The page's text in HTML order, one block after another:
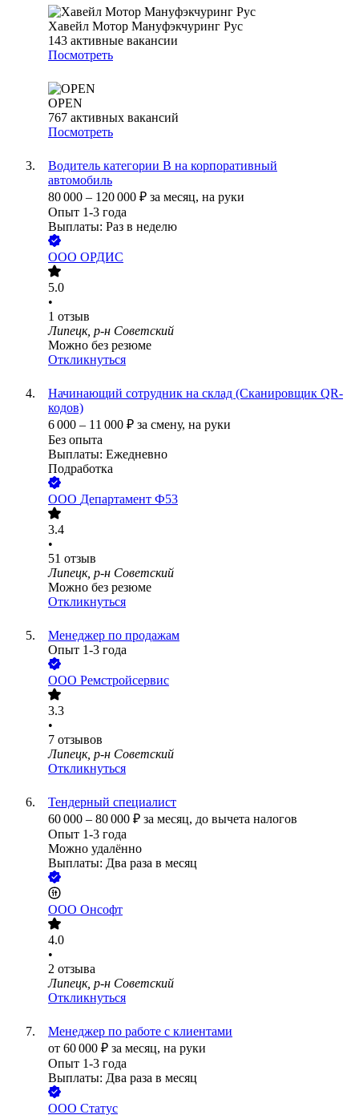
Хавейл Мотор Мануфэкчуринг Рус
143 активные вакансии
Посмотреть
OPEN
767 активных вакансий
Посмотреть
Водитель категории B на корпоративный
автомобиль
80 000 – 120 000 ₽ за месяц, на руки
Опыт 1-3 года
Выплаты: Раз в неделю
ООО ОРДИС
5.0
•
1 отзыв
Липецк, р-н Советский
Можно без резюме
Откликнуться
Начинающий сотрудник на склад (Сканировщик QR-
кодов)
6 000 – 11 000 ₽ за смену, на руки
Без опыта
Выплаты: Ежедневно
Подработка
ООО Департамент Ф53
3.4
•
51 отзыв
Липецк, р-н Советский
Можно без резюме
Откликнуться
Менеджер по продажам
Опыт 1-3 года
ООО Ремстройсервис
3.3
•
7 отзывов
Липецк, р-н Советский
Откликнуться
Тендерный специалист
60 000 – 80 000 ₽ за месяц, до вычета налогов
Опыт 1-3 года
Можно удалённо
Выплаты: Два раза в месяц
ООО Онсофт
4.0
•
2 отзыва
Липецк, р-н Советский
Откликнуться
Менеджер по работе с клиентами
от 60 000 ₽ за месяц, на руки
Опыт 1-3 года
Выплаты: Два раза в месяц
ООО Статус